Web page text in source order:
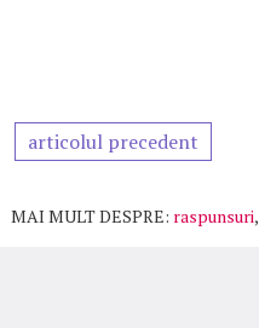
articolul precedent
MAI MULT DESPRE: raspunsuri,